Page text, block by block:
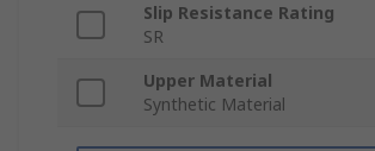
Slip Resistance Rating
SR
Upper Material
Synthetic Material